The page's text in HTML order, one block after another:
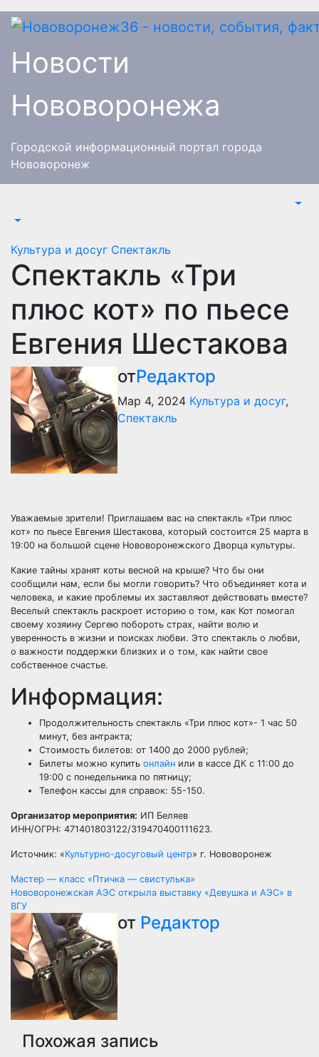
Перейти
Новости
Нововоронежа
Городской информационный портал города
Нововоронеж
Культура и досуг Спектакль
Спектакль «Три
плюс кот» по пьесе
Евгения Шестакова
отРедактор
Мар 4, 2024 Культура и досуг,
Спектакль
Уважаемые зрители! Приглашаем вас на спектакль «Три плюс
кот» по пьесе Евгения Шестакова, который состоится 25 марта в
19:00 на большой сцене Нововоронежского Дворца культуры.
Какие тайны хранят коты весной на крыше? Что бы они
сообщили нам, если бы могли говорить? Что объединяет кота и
человека, и какие проблемы их заставляют действовать вместе?
Веселый спектакль раскроет историю о том, как Кот помогал
своему хозяину Сергею побороть страх, найти волю и
уверенность в жизни и поисках любви. Это спектакль о любви,
о важности поддержки близких и о том, как найти свое
собственное счастье.
Информация:
Продолжительность спектакль «Три плюс кот»- 1 час 50
минут, без антракта;
Стоимость билетов: от 1400 до 2000 рублей;
Билеты можно купить онлайн или в кассе ДК с 11:00 до
19:00 с понедельника по пятницу;
Телефон кассы для справок: 55-150.
Организатор мероприятия: ИП Беляев
ИНН/ОГРН: 471401803122/319470400111623.
Источник: «Культурно-досуговый центр» г. Нововоронеж
Навигация
по
записям
Мастер — класс «Птичка — свистулька»
Нововоронежская АЭС открыла выставку «Девушка и АЭС» в
ВГУ
от Редактор
Похожая запись